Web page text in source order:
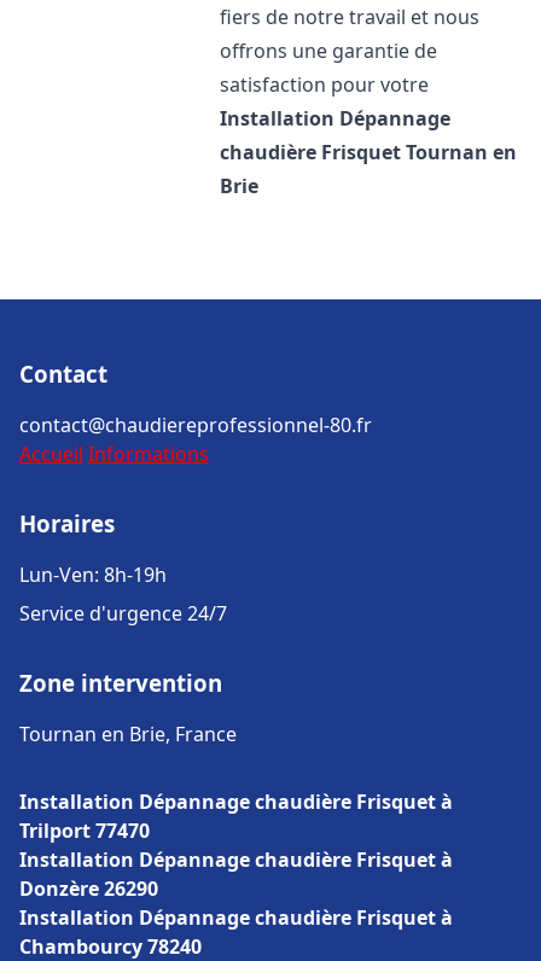
fiers de notre travail et nous
offrons une garantie de
satisfaction pour votre
Installation Dépannage
chaudière FrisquetTournan en
Brie
Contact
contact@chaudiereprofessionnel-80.fr
Accueil Informations
Horaires
Lun-Ven: 8h-19h
Service d'urgence 24/7
Zone intervention
Tournan en Brie, France
Installation Dépannage chaudière Frisquet à
Trilport 77470
Installation Dépannage chaudière Frisquet à
Donzère 26290
Installation Dépannage chaudière Frisquet à
Chambourcy 78240